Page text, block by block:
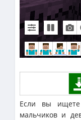
Если вы
мальчиков и